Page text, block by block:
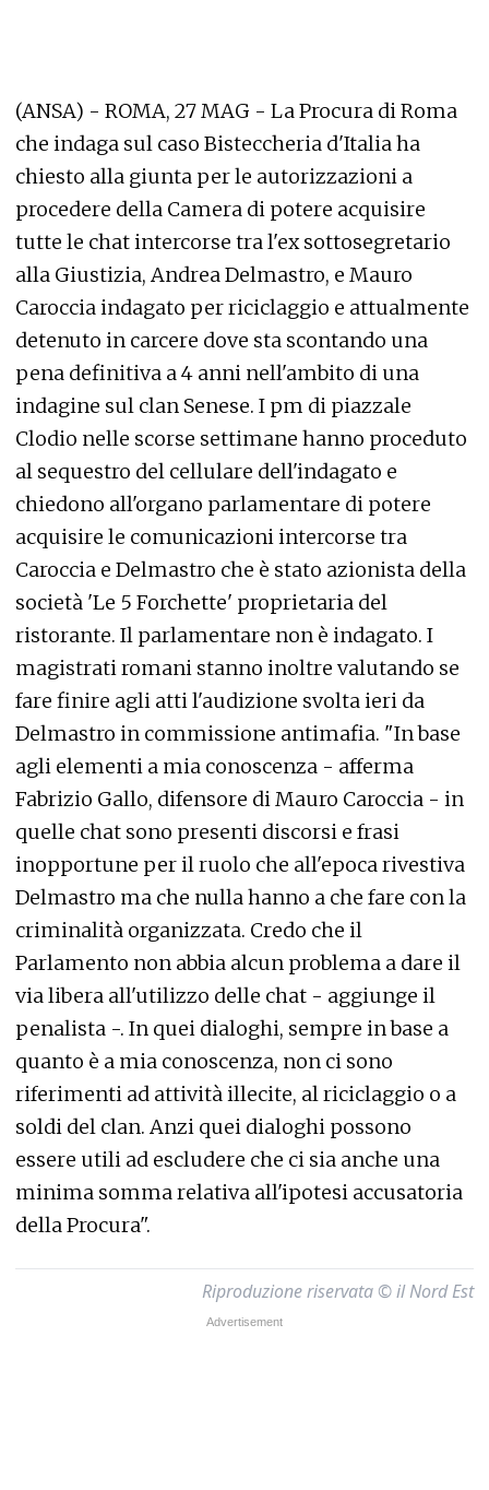
(ANSA) - ROMA, 27 MAG - La Procura di Roma
che indaga sul caso Bisteccheria d'Italia ha
chiesto alla giunta per le autorizzazioni a
procedere della Camera di potere acquisire
tutte le chat intercorse tra l'ex sottosegretario
alla Giustizia, Andrea Delmastro, e Mauro
Caroccia indagato per riciclaggio e attualmente
detenuto in carcere dove sta scontando una
pena definitiva a 4 anni nell'ambito di una
indagine sul clan Senese. I pm di piazzale
Clodio nelle scorse settimane hanno proceduto
al sequestro del cellulare dell'indagato e
chiedono all'organo parlamentare di potere
acquisire le comunicazioni intercorse tra
Caroccia e Delmastro che è stato azionista della
società 'Le 5 Forchette' proprietaria del
ristorante. Il parlamentare non è indagato. I
magistrati romani stanno inoltre valutando se
fare finire agli atti l'audizione svolta ieri da
Delmastro in commissione antimafia. "In base
agli elementi a mia conoscenza - afferma
Fabrizio Gallo, difensore di Mauro Caroccia - in
quelle chat sono presenti discorsi e frasi
inopportune per il ruolo che all'epoca rivestiva
Delmastro ma che nulla hanno a che fare con la
criminalità organizzata. Credo che il
Parlamento non abbia alcun problema a dare il
via libera all'utilizzo delle chat - aggiunge il
penalista -. In quei dialoghi, sempre in base a
quanto è a mia conoscenza, non ci sono
riferimenti ad attività illecite, al riciclaggio o a
soldi del clan. Anzi quei dialoghi possono
essere utili ad escludere che ci sia anche una
minima somma relativa all'ipotesi accusatoria
della Procura".
Riproduzione riservata © il Nord Est